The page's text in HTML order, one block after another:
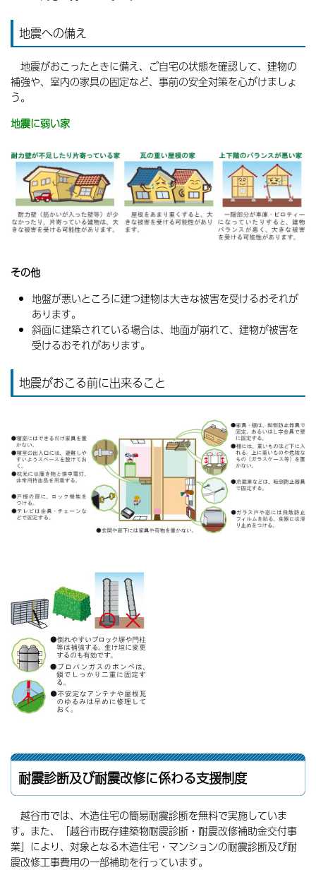
地震への備え
地震がおこったときに備え、ご自宅の状態を確認して、建物の
補強や、室内の家具の固定など、事前の安全対策を心がけましょ
う。
地震に弱い家
その他
地盤が悪いところに建つ建物は大きな被害を受けるおそれが
あります。
斜面に建築されている場合は、地面が崩れて、建物が被害を
受けるおそれがあります。
地震がおこる前に出来ること
耐震診断及び耐震改修に係わる支援制度
越谷市では、木造住宅の簡易耐震診断を無料で実施していま
す。また、「越谷市既存建築物耐震診断・耐震改修補助金交付事
業」により、対象となる木造住宅・マンションの耐震診断及び耐
震改修工事費用の一部補助を行っています。